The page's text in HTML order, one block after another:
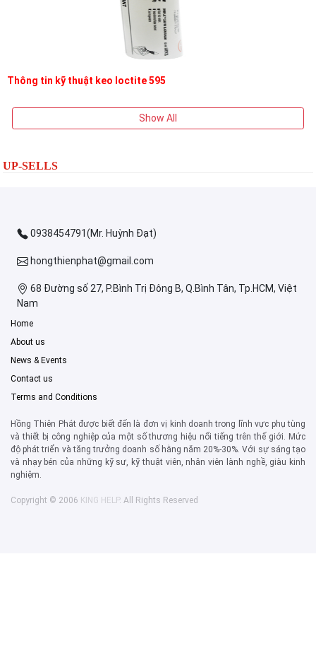
Thông tin kỹ thuật keo loctite 595
Show All
UP-SELLS
0938454791(Mr. Huỳnh Đạt)
hongthienphat@gmail.com
68 Đường số 27, P.Bình Trị Đông B, Q.Bình Tân, Tp.HCM, Việt
Nam
Home
About us
News & Events
Contact us
Terms and Conditions
Hồng Thiên Phát được biết đến là đơn vị kinh doanh trong lĩnh vực phụ tùng
và thiết bị công nghiệp của một số thương hiệu nổi tiếng trên thế giới. Mức
độ phát triển và tăng trưởng doanh số hằng năm 20%-30%. Với sự sáng tạo
và nhạy bén của những kỹ sư, kỹ thuật viên, nhân viên lành nghề, giàu kinh
nghiệm.
Copyright © 2006 KING HELP. All Rights Reserved